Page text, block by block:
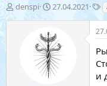
А
denspi
Д
а
н
а
ч
27.04.2021
Т
е
г
и
и